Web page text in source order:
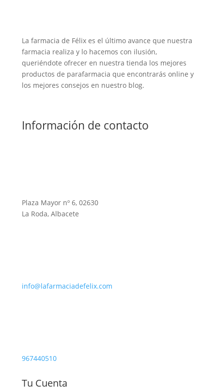
La farmacia de Félix es el último avance que nuestra
farmacia realiza y lo hacemos con ilusión,
queriéndote ofrecer en nuestra tienda los mejores
productos de parafarmacia que encontrarás online y
los mejores consejos en nuestro blog.
Información de contacto
Plaza Mayor nº 6, 02630
La Roda, Albacete
info@lafarmaciadefelix.com
967440510
Tu Cuenta